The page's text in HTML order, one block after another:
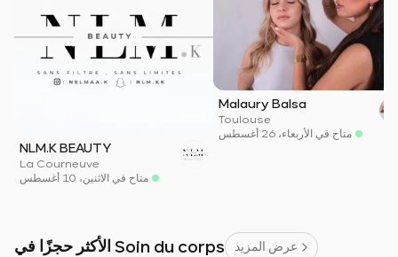
NLM.K BEAUTY
La Courneuve
متاح في الاثنين، 10 أغسطس
Malaury Balsa
Toulouse
متاح في الأربعاء، 26 أغسطس
الأكثر حجزًا في Soin du corps عرض المزيد